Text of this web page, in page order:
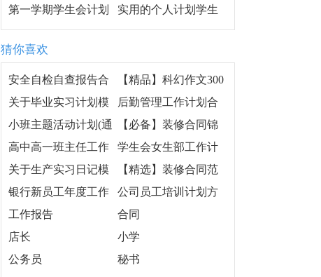
生会汇总7篇
模板锦集5篇
第一学期学生会计划
实用的个人计划学生
会范文6篇
猜你喜欢
安全自检自查报告合
集15篇
【精品】科幻作文300
字合集6篇
关于毕业实习计划模
板7篇
后勤管理工作计划合
集15篇
小班主题活动计划(通
用10篇)
【必备】装修合同锦
集6篇
高中高一班主任工作
计划
学生会女生部工作计
划书
关于生产实习日记模
板锦集七篇
【精选】装修合同范
文六篇
银行新员工年度工作
计划
公司员工培训计划方
案(合集10篇)
工作报告
合同
店长
小学
公务员
秘书